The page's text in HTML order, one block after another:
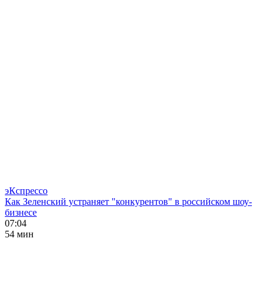
эКспрессо
Как Зеленский устраняет "конкурентов" в российском шоу-
бизнесе
07:04
54 мин